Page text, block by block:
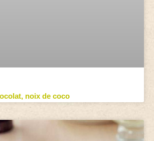
noix de coco